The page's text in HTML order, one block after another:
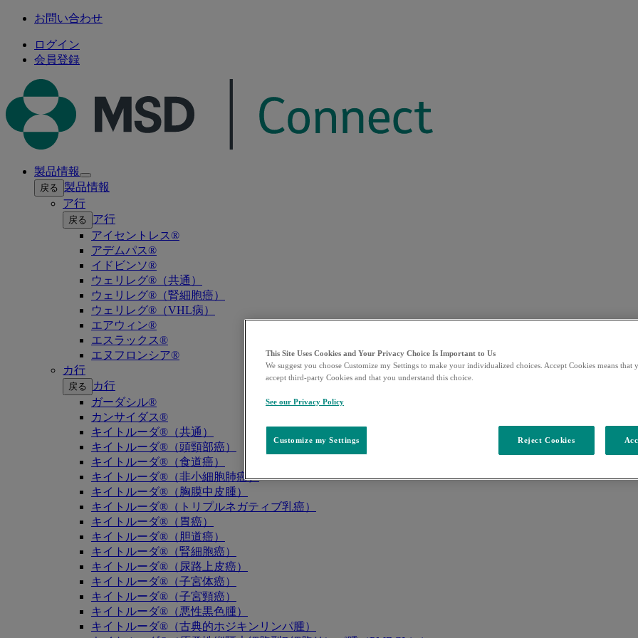
お問い合わせ
ログイン
会員登録
製品情報
Open
submenu
戻る 製品情報
ア行
戻る
ア行
アイセントレス®
アデムパス®
イドビンソ®
ウェリレグ®（共通）
ウェリレグ®（腎細胞癌）
ウェリレグ®（VHL病）
エアウィン®
エスラックス®
エヌフロンシア®
カ行
戻る
カ行
ガーダシル®
カンサイダス®
キイトルーダ®（共通）
キイトルーダ®（頭頸部癌）
キイトルーダ®（食道癌）
キイトルーダ®（非小細胞肺癌）
キイトルーダ®（胸膜中皮腫）
キイトルーダ®（トリプルネガティブ乳癌）
キイトルーダ®（胃癌）
キイトルーダ®（胆道癌）
キイトルーダ®（腎細胞癌）
キイトルーダ®（尿路上皮癌）
キイトルーダ®（子宮体癌）
キイトルーダ®（子宮頸癌）
キイトルーダ®（悪性黒色腫）
キイトルーダ®（古典的ホジキンリンパ腫）
This Site Uses Cookies and Your Privacy Choice Is Important to Us
We suggest you choose Customize my Settings to make your individualized choices. Accept Cookies means that
accept third-party Cookies and that you understand this choice.
See our Privacy Policy
Customize my Settings Reject Cookies